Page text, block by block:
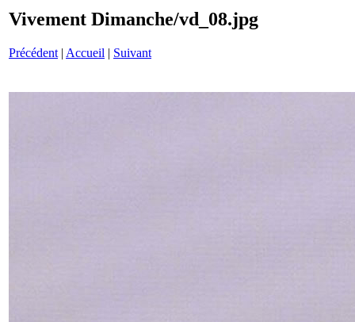
Vivement Dimanche/vd_08.jpg
Précédent | Accueil | Suivant